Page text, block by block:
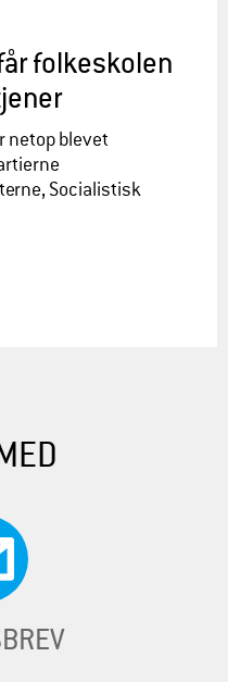
folkeskolen
netop blevet
Socialistisk